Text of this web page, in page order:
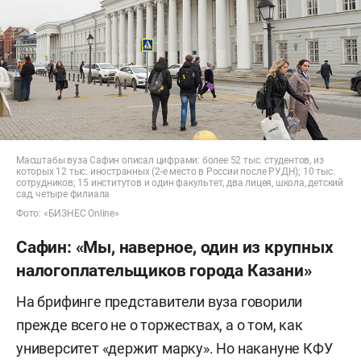
Масштабы вуза Сафин описал цифрами: более 52 тыс. студентов, из
которых 12 тыс. иностранных (2-е место в России после РУДН); 10 тыс.
сотрудников; 15 институтов и один факультет, два лицея, школа, детский
сад, четыре филиала
Фото: «БИЗНЕС Online»
Сафин: «Мы, наверное, один из крупных
налогоплательщиков города Казани»
На брифинге представители вуза говорили
прежде всего не о торжествах, а о том, как
университет «держит марку». Но накануне КФУ